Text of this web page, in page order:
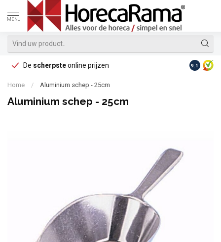
MENU
De scherpsteonline prijzen Op
9.1
Home / Aluminium schep - 25cm
Aluminium schep - 25cm